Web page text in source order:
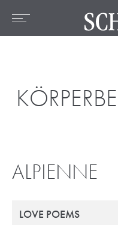
DE
Home
Zimmer & Preise
Angebote
Kulinarik
Aktiv
ALPIENNE
LOVE POEMS